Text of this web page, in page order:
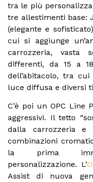
tra le più
tre allestimenti base:
(elegante e
cui si aggiunge
carrozzeria, vasta
differenti, da 15 a
dell’abitacolo, tra
luce diffusa e diversi
C’è poi un OPC Line
aggressivi. Il tetto
dalla carrozzeria e
combinazioni
la prima
personalizzazione. L’
Assist di nuova